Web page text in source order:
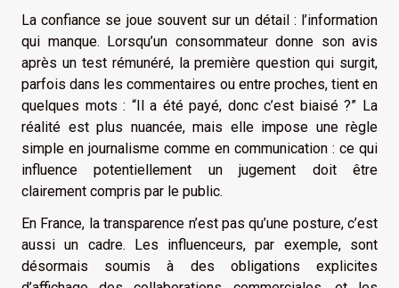
La confiance se joue souvent sur un détail : l’information
qui manque. Lorsqu’un consommateur donne son avis
après un test rémunéré, la première question qui surgit,
parfois dans les commentaires ou entre proches, tient en
quelques mots : “Il a été payé, donc c’est biaisé ?” La
réalité est plus nuancée, mais elle impose une règle
simple en journalisme comme en communication : ce qui
influence potentiellement un jugement doit être
clairement compris par le public.
En France, la transparence n’est pas qu’une posture, c’est
aussi un cadre. Les influenceurs, par exemple, sont
désormais soumis à des obligations explicites